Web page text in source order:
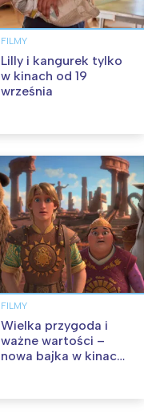
FILMY
Lilly i kangurek tylko
w kinach od 19
września
FILMY
Wielka przygoda i
ważne wartości –
nowa bajka w kinach